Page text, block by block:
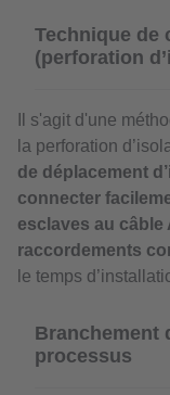
Technique de
(perforation
Il s'agit d'une
la perforation
de déplacement
connecter
esclaves au câble
raccordements
le temps
Branchement
processus